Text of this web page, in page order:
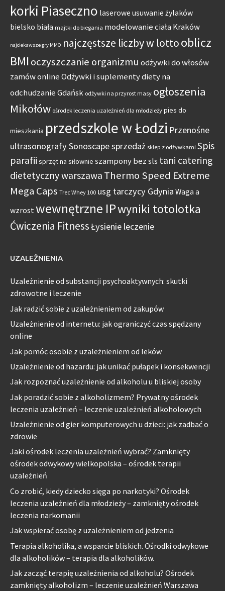
korki Piaseczno laserowe usuwanie żylaków
bielsko biała majtki do biegania modelowanie ciała Kraków
najciekawsze gry MMO najczęstsze liczby w lottooblicz
BMI oczyszczanie organizmu odżywki do włosów
zamów onlineOdżywki i suplementy diety na
odchudzanie Gdańsk odżywki na przyrost masy ogłoszenia
Mikołów ośrodek leczenia uzależnień dla młodzieży pies do
mieszkania przedszkole w Łodzi Przenośne
ultrasonografy Sonoscape sprzedaż sklep z odżywkami Spis
parafii sprzęt na siłownie szampony bez sls tani catering
dietetyczny warszawa Thermo Speed Extreme
Mega Caps Trec Whey 100 usg tarczycy Gdynia Waga a
wzrost wewnętrzne IPwyniki totolotka
Ćwiczenia FitnessŁysienie leczenie
UZALEŻNIENIA
Uzależnienie od substancji psychoaktywnych: skutki
zdrowotne i leczenie
Jak radzić sobie z uzależnieniem od zakupów
Uzależnienie od internetu: jak ograniczyć czas spędzany
online
Jak pomóc osobie z uzależnieniem od leków
Uzależnienie od hazardu: jak unikać pułapek i konsekwencji
Jak rozpoznać uzależnienie od alkoholu u bliskiej osoby
Jak poradzić sobie z alkoholizmem? Prywatny ośrodek
leczenia uzależnień – leczenie uzależnień alkoholowych
Uzależnienie od gier komputerowych u dzieci: jak zadbać o
zdrowie
Jaki ośrodek leczenia uzależnień wybrać? Zamknięty
ośrodek odwykowy wielkopolska – ośrodek terapii
uzależnień
Co zrobić, kiedy dziecko sięga po narkotyki? Ośrodek
leczenia uzależnień dla młodzieży – zamknięty ośrodek
leczenia narkomanii
Jak wspierać osobę z uzależnieniem od jedzenia
Terapia alkoholika, a wsparcie bliskich. Ośrodki odwykowe
dla alkoholików – terapia dla alkoholików.
Jak zacząć terapię uzależnienia od alkoholu? Ośrodek
zamknięty alkoholizm – leczenie uzależnień Warszawa